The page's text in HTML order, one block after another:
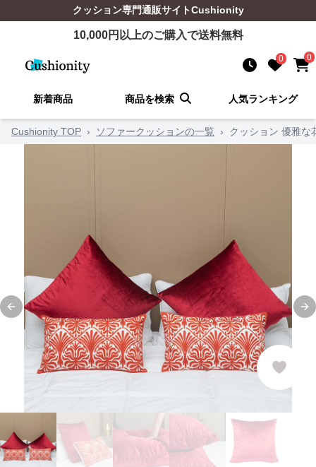
クッション専門通販サイトCushionity
10,000円以上のご購入で送料無料
0 0
新着商品 商品を検索 人気ランキング
Cushionity TOP › ソファークッションの一覧 › クッション 優雅な
Previous slide